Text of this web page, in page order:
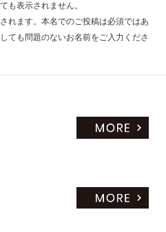
も表示されません。
れます。本名でのご投稿は必須ではあ
ても問題のないお名前をご入力くださ